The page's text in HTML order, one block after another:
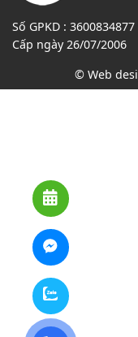
Số GPKD :
Cấp ngày 26/07/2006
© Web